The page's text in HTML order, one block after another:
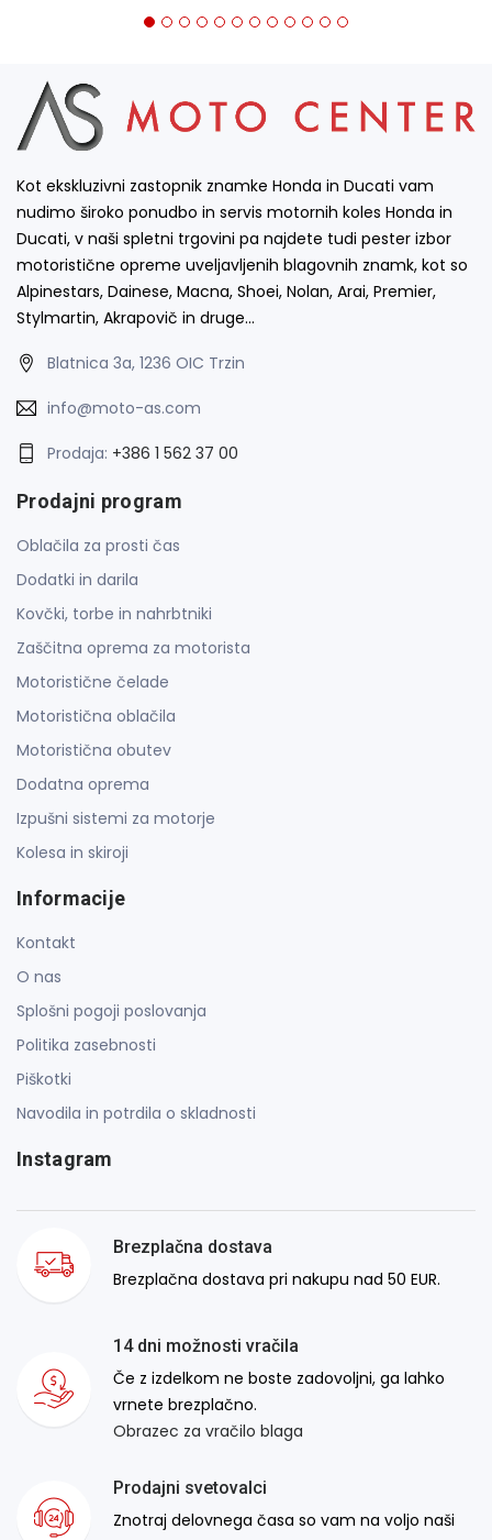
Kot ekskluzivni zastopnik znamke Honda in Ducati vam
nudimo široko ponudbo in servis motornih koles Honda in
Ducati, v naši spletni trgovini pa najdete tudi pester izbor
motoristične opreme uveljavljenih blagovnih znamk, kot so
Alpinestars, Dainese, Macna, Shoei, Nolan, Arai, Premier,
Stylmartin, Akrapovič in druge…
Blatnica 3a, 1236 OIC Trzin
info@moto-as.com
Prodaja: +386 1 562 37 00
Prodajni program
Oblačila za prosti čas
Dodatki in darila
Kovčki, torbe in nahrbtniki
Zaščitna oprema za motorista
Motoristične čelade
Motoristična oblačila
Motoristična obutev
Dodatna oprema
Izpušni sistemi za motorje
Kolesa in skiroji
Informacije
Kontakt
O nas
Splošni pogoji poslovanja
Politika zasebnosti
Piškotki
Navodila in potrdila o skladnosti
Instagram
Brezplačna dostava
Brezplačna dostava pri nakupu nad 50 EUR.
14 dni možnosti vračila
Če z izdelkom ne boste zadovoljni, ga lahko
vrnete brezplačno.
Obrazec za vračilo blaga
Prodajni svetovalci
Znotraj delovnega časa so vam na voljo naši